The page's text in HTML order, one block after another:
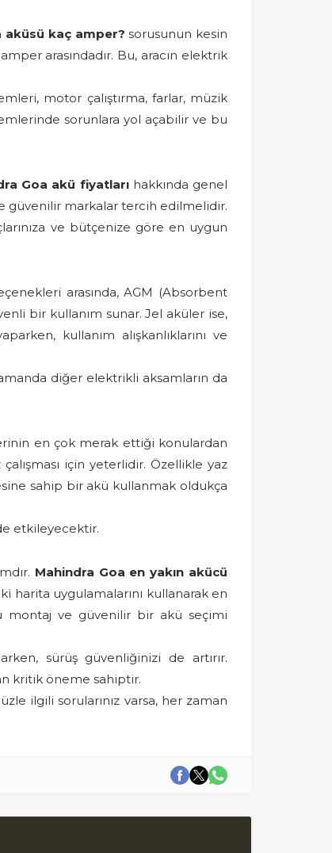
aküsü kaç amper? sorusunun kesin
arasındadır. Bu, aracın elektrik
motor çalıştırma, farlar, müzik
sorunlara yol açabilir ve bu
Goa akü fiyatlarıhakkında genel
güvenilir markalar tercih edilmelidir.
ve bütçenize göre en uygun
arasında, AGM (Absorbent
bir kullanım sunar. Jel aküler ise,
kullanım alışkanlıklarını ve
diğer elektrikli aksamların da
en çok merak ettiği konulardan
için yeterlidir. Özellikle yaz
sahip bir akü kullanmak oldukça
etkileyecektir.
Mahindra Goa en yakın akücü
harita uygulamalarını kullanarak en
montaj ve güvenilir bir akü seçimi
sürüş güvenliğinizi de artırır.
kritik öneme sahiptir.
ilgili sorularınız varsa, her zaman